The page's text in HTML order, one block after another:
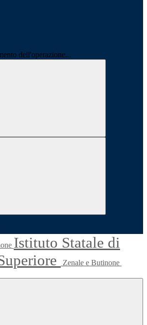
dell'operazione...
Istituto Statale di
Zenale e Butinone